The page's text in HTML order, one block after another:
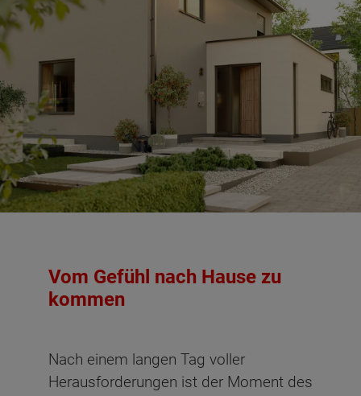
Vom Gefühl nach Hause zu
kommen
Nach einem langen Tag voller
Herausforderungen ist der Moment des